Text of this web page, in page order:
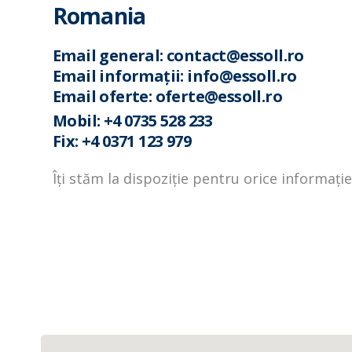
Romania
Email general: contact@essoll.ro
Email informații: info@essoll.ro
Email oferte: oferte@essoll.ro
Mobil: +4 0735 528 233
Fix: +4 0371 123 979
Îți stăm la dispoziție pentru orice